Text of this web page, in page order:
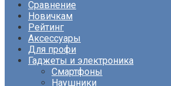
Сравнение
Новичкам
Рейтинг
Аксессуары
Для профи
Гаджеты и электроника
Смартфоны
Наушники